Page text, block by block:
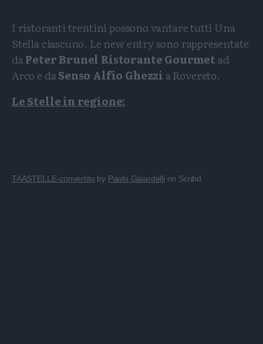
I ristoranti trentini possono vantare tutti Una
Stella ciascuno. Le new entry sono rappresentate
daPeter Brunel Ristorante Gourmet ad
Arco e daSenso Alfio Ghezzi a Rovereto.
Le Stelle in regione:
TAASTELLE-convertito by Paolo Gaiardelli on Scribd